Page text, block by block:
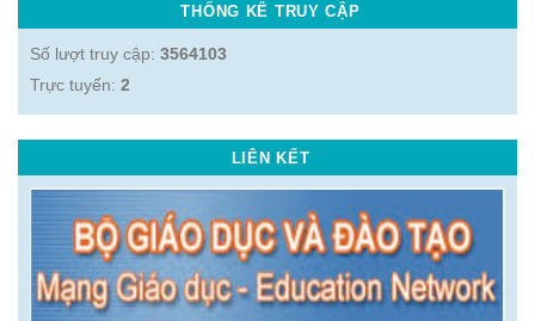
THỐNG KÊ TRUY CẬP
Số lượt truy cập: 3564103
Trực tuyến: 2
LIÊN KẾT